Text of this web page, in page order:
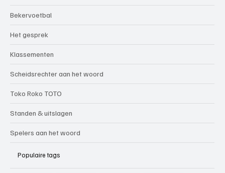
Bekervoetbal
Het gesprek
Klassementen
Scheidsrechter aan het woord
Toko Roko TOTO
Standen & uitslagen
Spelers aan het woord
Populaire tags